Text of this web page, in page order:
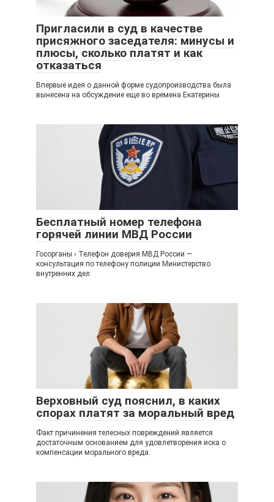
Пригласили в суд в качестве
присяжного заседателя: минусы и
плюсы, сколько платят и как
отказаться
Впервые идея о данной форме судопроизводства была
вынесена на обсуждение еще во времена Екатерины
Бесплатный номер телефона
горячей линии МВД России
Госорганы › Телефон доверия МВД России —
консультация по телефону полиции Министерство
внутренних дел
Верховный суд пояснил, в каких
спорах платят за моральный вред
Факт причинения телесных повреждений является
достаточным основанием для удовлетворения иска о
компенсации морального вреда.